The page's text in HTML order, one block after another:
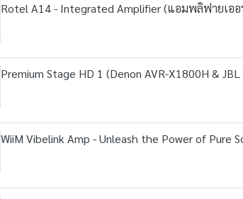
Rotel A14 - Integrated Amplifier (แอมพลิฟายเออ
Premium Stage HD 1 (Denon AVR-X1800H &
WiiM Vibelink Amp - Unleash the Power of Pure